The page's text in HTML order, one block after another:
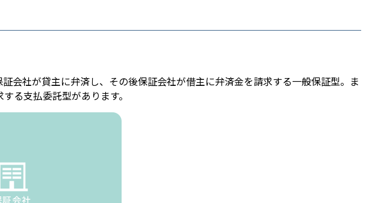
会社が貸主に弁済し、その後保証会社が借主に弁済金を請求する一般保証型。ま
る支払委託型があります。